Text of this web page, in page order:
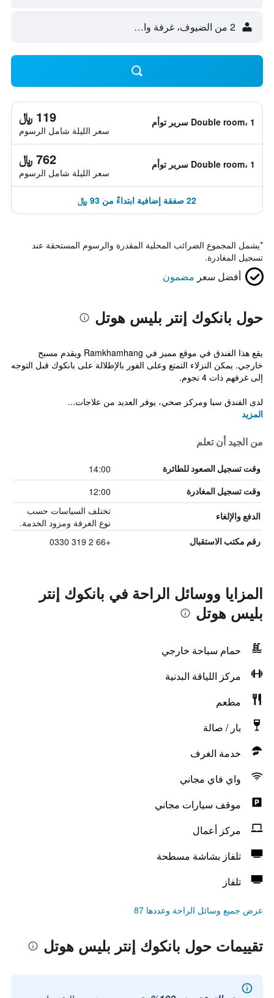
2 من الضيوف، غرفة واحدة
Double room، 1 سرير توأم 119 ﷼
سعر الليلة شامل الرسوم
Double room، 1 سرير توأم 762 ﷼
سعر الليلة شامل الرسوم
22 صفقة إضافية ابتداءً من 93 ﷼
*يشمل المجموع الضرائب المحلية المقدرة والرسوم المستحقة عند
تسجيل المغادرة.
أفضل سعر مضمون
حول بانكوك إنتر بليس هوتل
يقع هذا الفندق في موقع مميز في Ramkhamhang ويقدم مسبح
خارجي. يمكن النزلاء التمتع وعلى الفور بالإطلالة على بانكوك قبل التوجه
إلى غرفهم ذات 4 نجوم.
لدى الفندق سبا ومركز صحي، يوفر العديد من علاجات...
المزيد
من الجيد أن تعلم
وقت تسجيل الصعود للطائرة 14:00
وقت تسجيل المغادرة 12:00
الدفع والإلغاء
تختلف السياسات حسب
نوع الغرفة ومزود الخدمة.
رقم مكتب الاستقبال +66 2 319 0330
المزايا ووسائل الراحة في بانكوك إنتر
بليس هوتل
حمام سباحة خارجي
مركز اللياقة البدنية
مطعم
بار / صالة
خدمة الغرف
واي فاي مجاني
موقف سيارات مجاني
مركز أعمال
تلفاز بشاشة مسطحة
تلفاز
عرض جميع وسائل الراحة وعددها 87
تقييمات حول بانكوك إنتر بليس هوتل